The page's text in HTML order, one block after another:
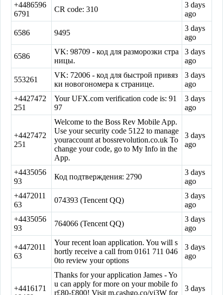
+4486596
6791
CR code: 310
3 days
ago
6586 9495
3 days
ago
6586
VK: 98709 - код для разморозки стра
ницы.
3 days
ago
553261
VK: 72006 - код для быстрой привяз
ки новогономера к странице.
3 days
ago
+4427472
251
Your UFX.com verification code is: 91
97
3 days
ago
+4427472
251
Welcome to the Boss Rev Mobile App.
Use your security code 5122 to manage
youraccount at bossrevolution.co.uk To
change your code, go to My Info in the
App.
3 days
ago
+4435056
93
Код подтверждения: 2790
3 days
ago
+4472011
63
074393 (Tencent QQ)
3 days
ago
+4435056
93
764066 (Tencent QQ)
3 days
ago
+4472011
63
Your recent loan application. You will s
hortly receive a call from 0161 711 046
0to review your options
3 days
ago
+4416171
Thanks for your application James - Yo
u can apply for more on your mobile fo
r£80-£800! Visit m.cashgo.co/yj3W for
3 days